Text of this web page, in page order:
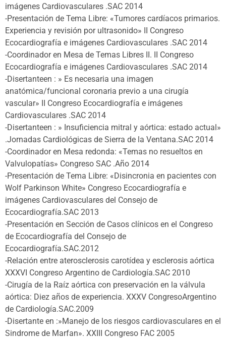
imágenes Cardiovasculares .SAC 2014
-Presentación de Tema Libre: «Tumores cardíacos primarios.
Experiencia y revisión por ultrasonido» II Congreso
Ecocardiografía e imágenes Cardiovasculares .SAC 2014
-Coordinador en Mesa de Temas Libres II. II Congreso
Ecocardiografía e imágenes Cardiovasculares .SAC 2014
-Disertanteen : » Es necesaria una imagen
anatómica/funcional coronaria previo a una cirugía
vascular» II Congreso Ecocardiografía e imágenes
Cardiovasculares .SAC 2014
-Disertanteen : » Insuficiencia mitral y aórtica: estado actual»
.Jornadas Cardiológicas de Sierra de la Ventana.SAC 2014
-Coordinador en Mesa redonda: «Temas no resueltos en
Valvulopatías» Congreso SAC .Año 2014
-Presentación de Tema Libre: «Disincronia en pacientes con
Wolf Parkinson White» Congreso Ecocardiografía e
imágenes Cardiovasculares del Consejo de
Ecocardiografía.SAC 2013
-Presentación en Sección de Casos clínicos en el Congreso
de Ecocardiografía del Consejo de
Ecocardiografía.SAC.2012
-Relación entre aterosclerosis carotídea y esclerosis aórtica
XXXVI Congreso Argentino de Cardiología.SAC 2010
-Cirugía de la Raíz aórtica con preservación en la válvula
aórtica: Diez años de experiencia. XXXV CongresoArgentino
de Cardiología.SAC.2009
-Disertante en :»Manejo de los riesgos cardiovasculares en el
Sindrome de Marfan». XXIII Congreso FAC 2005